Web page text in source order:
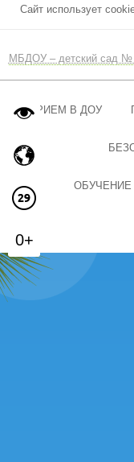
Сайт использует
МБДОУ – детский сад №
ПРИЕМ В ДОУ
ОБУЧЕНИЕ
0+